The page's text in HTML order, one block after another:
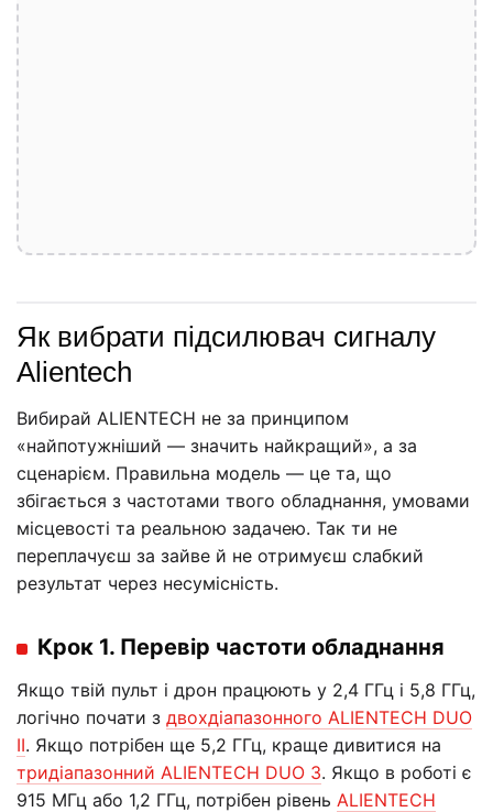
Як вибрати підсилювач сигналу
Alientech
Вибирай ALIENTECH не за принципом
«найпотужніший — значить найкращий», а за
сценарієм. Правильна модель — це та, що
збігається з частотами твого обладнання, умовами
місцевості та реальною задачею. Так ти не
переплачуєш за зайве й не отримуєш слабкий
результат через несумісність.
Крок 1. Перевір частоти обладнання
Якщо твій пульт і дрон працюють у 2,4 ГГц і 5,8 ГГц,
логічно почати з двохдіапазонного ALIENTECH DUO
II. Якщо потрібен ще 5,2 ГГц, краще дивитися на
тридіапазонний ALIENTECH DUO 3. Якщо в роботі є
915 МГц або 1,2 ГГц, потрібен рівень ALIENTECH